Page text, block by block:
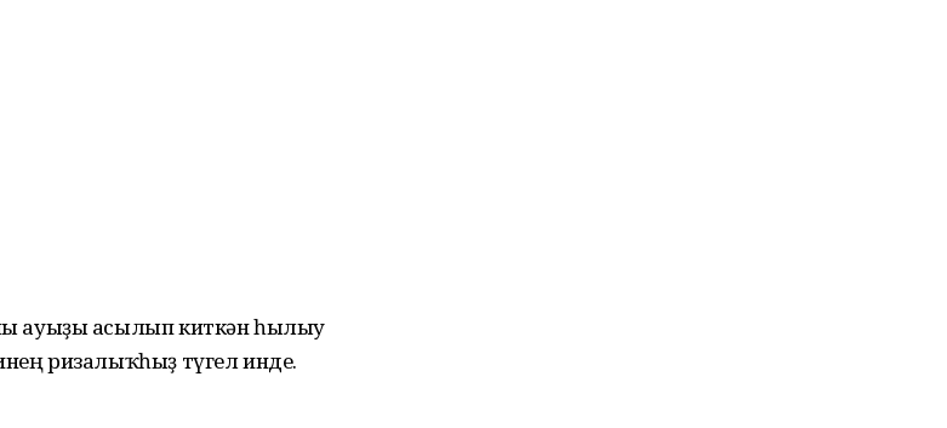
ауыҙы асылып киткән һылыу
ризалыҡһыҙ түгел инде.